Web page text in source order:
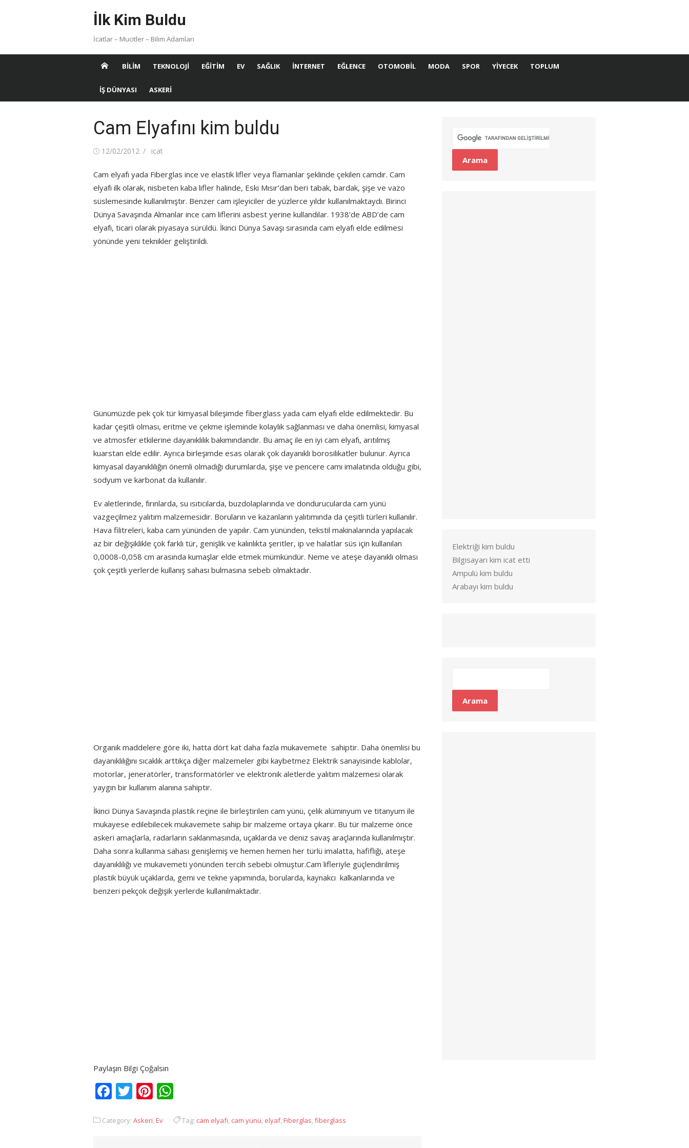
İlk Kim Buldu
İcatlar – Mucitler – Bilim Adamları
BILIM TEKNOLOJI EĞITIM EV SAĞLIK İNTERNET EĞLENCE OTOMOBIL MODA SPOR YIYECEK TOPLUM
İŞ DÜNYASI ASKERI
Cam Elyafını kim buldu
Posted
12/02/2012 Author
icat
Cam elyafı yada Fiberglas ince ve elastik lifler veya flamanlar şeklinde çekilen camdır. Cam
elyafı ilk olarak, nisbeten kaba lifler halinde, Eski Mısır’dan beri tabak, bardak, şişe ve vazo
süslemesinde kullanılmıştır. Benzer cam işleyiciler de yüzlerce yıldır kullanılmaktaydı. Birinci
Dünya Savaşında Almanlar ince cam liflerini asbest yerine kullandılar. 1938’de ABD’de cam
elyafı, ticari olarak piyasaya sürüldü. İkinci Dünya Savaşı sırasında cam elyafı elde edilmesi
yönünde yeni teknikler geliştirildi.
Günümüzde pek çok tür kimyasal bileşimde fiberglass yada cam elyafı elde edilmektedir. Bu
kadar çeşitli olması, eritme ve çekme işleminde kolaylık sağlanması ve daha önemlisi, kimyasal
ve atmosfer etkilerine dayanıklılık bakımındandır. Bu amaç ile en iyi cam elyafı, arıtılmış
kuarstan elde edilir. Ayrıca birleşimde esas olarak çok dayanıklı borosilikatler bulunur. Ayrıca
kimyasal dayanıklılığın önemli olmadığı durumlarda, şişe ve pencere camı imalatında olduğu gibi,
sodyum ve karbonat da kullanılır.
Ev aletlerinde, fırınlarda, su ısıtıcılarda, buzdolaplarında ve dondurucularda cam yünü
vazgeçilmez yalıtım malzemesidir. Boruların ve kazanların yalıtımında da çeşitli türleri kullanılır.
Hava filitreleri, kaba cam yününden de yapılır. Cam yününden, tekstil makinalarında yapılacak
az bir değişiklikle çok farklı tür, genişlik ve kalınlıkta şeritler, ip ve halatlar süs için kullanılan
0,0008-0,058 cm arasında kumaşlar elde etmek mümkündür. Neme ve ateşe dayanıklı olması
çok çeşitli yerlerde kullanış sahası bulmasına sebeb olmaktadır.
Organik maddelere göre iki, hatta dört kat daha fazla mukavemete sahiptir. Daha önemlisi bu
dayanıklılığını sıcaklık arttıkça diğer malzemeler gibi kaybetmez Elektrik sanayisinde kablolar,
motorlar, jeneratörler, transformatörler ve elektronik aletlerde yalıtım malzemesi olarak
yaygın bir kullanım alanına sahiptir.
İkinci Dünya Savaşında plastik reçine ile birleştirilen cam yünü, çelik alüminyum ve titanyum ile
mukayese edilebilecek mukavemete sahip bir malzeme ortaya çıkarır. Bu tür malzeme önce
askeri amaçlarla, radarların saklanmasında, uçaklarda ve deniz savaş araçlarında kullanılmıştır.
Daha sonra kullanma sahası genişlemiş ve hemen hemen her türlü imalatta, hafifliği, ateşe
dayanıklılığı ve mukavemeti yönünden tercih sebebi olmuştur.Cam lifleriyle güçlendirilmiş
plastik büyük uçaklarda, gemi ve tekne yapımında, borularda, kaynakcı kalkanlarında ve
benzeri pekçok değişik yerlerde kullanılmaktadır.
Paylaşın Bilgi Çoğalsın
Facebook
TwitterPinterest
Category: Askeri,Ev Tag: cam elyafı, cam yünü, elyaf,Fiberglas,fiberglass
Elektriği kim buldu
Bilgisayarı kim icat etti
Ampulü kim buldu
Arabayı kim buldu